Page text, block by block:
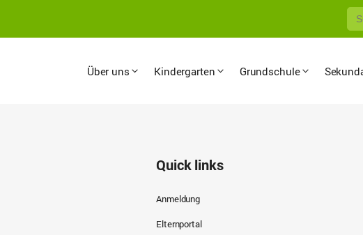
Über uns Kindergarten Grundschule
Quick links
Anmeldung
Elternportal